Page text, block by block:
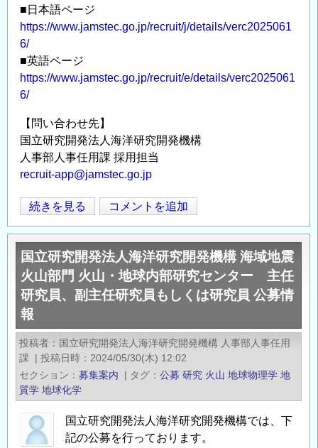
山
部
門
地
震
帯
研
究
ン
ー
プ
レ
ー
ト
構
造
研
究
グ
ル
ー
■日本語ページ
https://www.jamstec.go.jp/recruit/j/details/verc2025061
6/
■英語ページ
https://www.jamstec.go.jp/recruit/e/details/verc2025061
6/
【問い合わせ先】
国立研究開発法人海洋研究開発機構
人事部人事任用課 採用担当
recruit-app@jamstec.go.jp
国
立
研
究
開
発
法
人
海
洋
研
究
開
発
続きを見る コメントを追加
国立研究開発法人海洋研究開発機構 海域地震
火山部門 火山・地球内部研究センター 主任
研究員、副主任研究員もしくは研究員 公募情
報
投稿者
国立研究開発法人海洋研究開発機構 人事部人事任用
課
| 投稿日時
2024/05/30(木) 12:02
セクション
募集案内 | タグ 公募 研究 火山 地球物理学 地
質学 地球化学
国立研究開発法人海洋研究開発機構では、下
記の公募を行っております。